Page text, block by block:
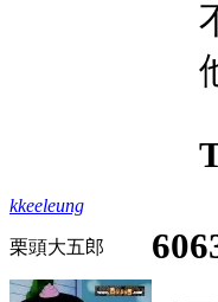
kkeeleung
栗頭大五郎